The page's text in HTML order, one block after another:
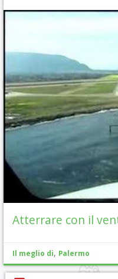
Atterrare con il
Il meglio di, Palermo